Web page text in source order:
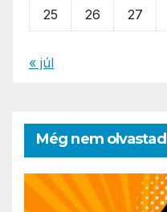
25 26 27
« júl
Még nem olvastad